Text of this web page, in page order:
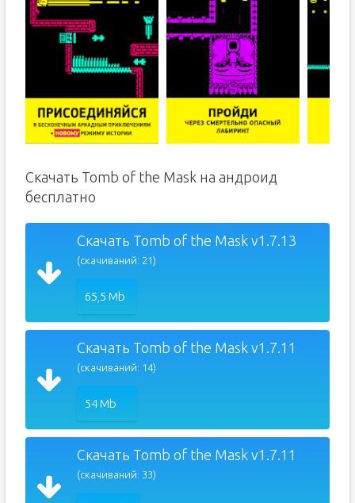
Скачать Tomb of the Mask на андроид
бесплатно
Скачать Tomb of the Mask v1.7.13
(скачиваний: 21)
65,5 Mb
Скачать Tomb of the Mask v1.7.11
(скачиваний: 14)
54 Mb
Скачать Tomb of the Mask v1.7.11
(скачиваний: 33)